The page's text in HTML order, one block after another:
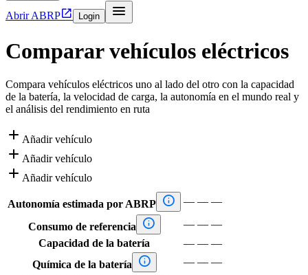
Abrir ABRP Login 
Comparar vehículos eléctricos
Compara vehículos eléctricos uno al lado del otro con la capacidad
de la batería, la velocidad de carga, la autonomía en el mundo real y
el análisis del rendimiento en ruta
 Añadir vehículo
 Añadir vehículo
 Añadir vehículo
Autonomía estimada por ABRP  — — —
Consumo de referencia  — — —
Capacidad de la batería
— — —
Química de la batería
 — — —